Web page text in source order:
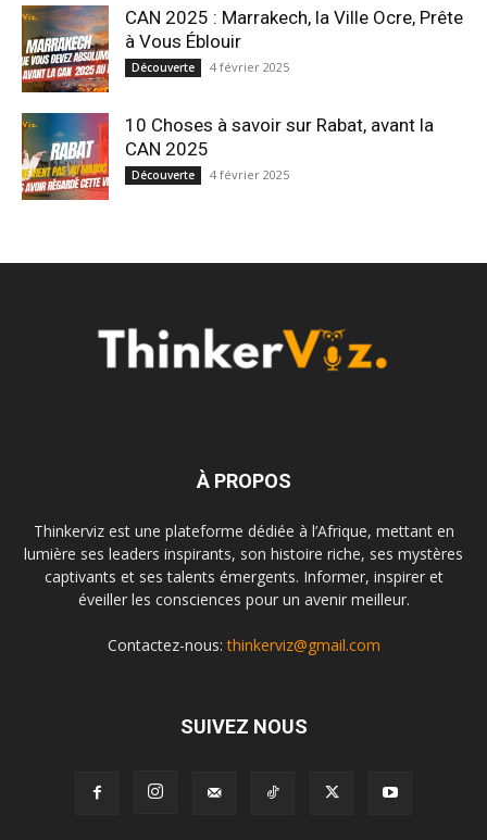
CAN 2025 : Marrakech, la Ville Ocre, Prête
à Vous Éblouir
Découverte 4 février 2025
10 Choses à savoir sur Rabat, avant la
CAN 2025
Découverte 4 février 2025
À PROPOS
Thinkerviz est une plateforme dédiée à l’Afrique, mettant en
lumière ses leaders inspirants, son histoire riche, ses mystères
captivants et ses talents émergents. Informer, inspirer et
éveiller les consciences pour un avenir meilleur.
Contactez-nous:thinkerviz@gmail.com
SUIVEZ NOUS